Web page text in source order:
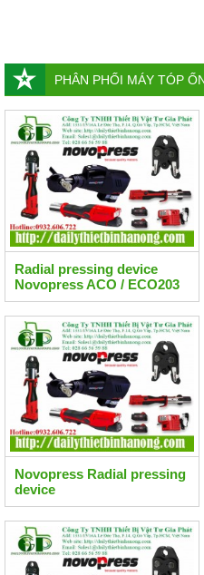
PHÂN PHỐI MÁY TÓP
Radial pressing device
Novopress ACO / ECO203
Novopress Radial pressing
device